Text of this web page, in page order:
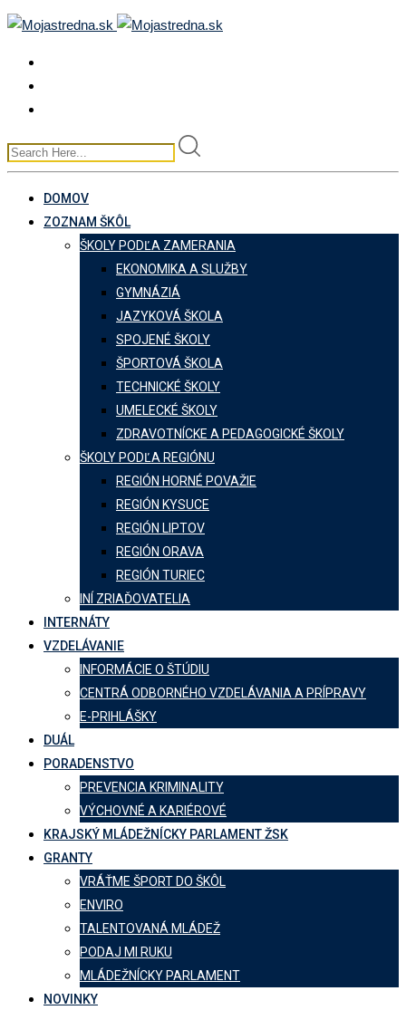
Skip
DOMOV
ZOZNAM ŠKÔL
ŠKOLY PODĽA ZAMERANIA
EKONOMIKA A SLUŽBY
GYMNÁZIÁ
JAZYKOVÁ ŠKOLA
SPOJENÉ ŠKOLY
ŠPORTOVÁ ŠKOLA
TECHNICKÉ ŠKOLY
UMELECKÉ ŠKOLY
ZDRAVOTNÍCKE A PEDAGOGICKÉ ŠKOLY
ŠKOLY PODĽA REGIÓNU
REGIÓN HORNÉ POVAŽIE
REGIÓN KYSUCE
REGIÓN LIPTOV
REGIÓN ORAVA
REGIÓN TURIEC
INÍ ZRIAĎOVATELIA
INTERNÁTY
VZDELÁVANIE
INFORMÁCIE O ŠTÚDIU
CENTRÁ ODBORNÉHO VZDELÁVANIA A PRÍPRAVY
E-PRIHLÁŠKY
DUÁL
PORADENSTVO
PREVENCIA KRIMINALITY
VÝCHOVNÉ A KARIÉROVÉ
KRAJSKÝ MLÁDEŽNÍCKY PARLAMENT ŽSK
GRANTY
VRÁŤME ŠPORT DO ŠKÔL
ENVIRO
TALENTOVANÁ MLÁDEŽ
PODAJ MI RUKU
MLÁDEŽNÍCKY PARLAMENT
NOVINKY